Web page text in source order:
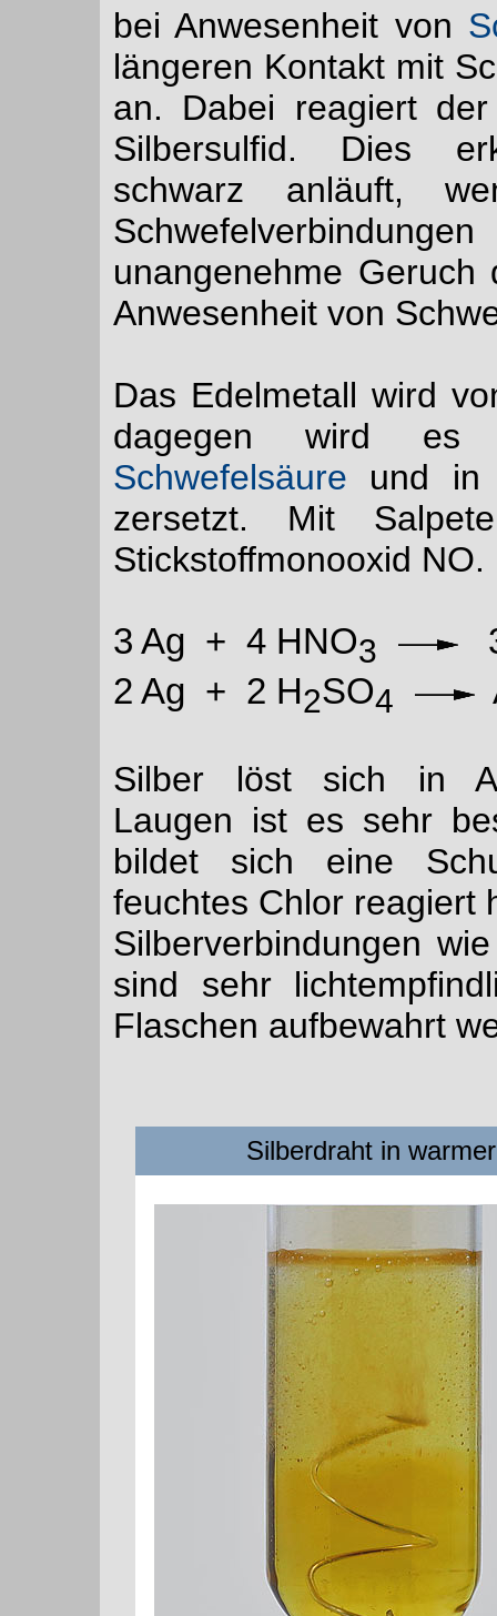
bei Anwesenheit von
längeren Kontakt mit
an. Dabei reagiert
Silbersulfid. Dies
schwarz anläuft,
unangenehme
Anwesenheit von
Das Edelmetall wird
dagegen wird es
Schwefelsäure und in
zersetzt. Mit
Stickstoffmonooxid NO.
3 Ag + 4 HNO3
2 Ag + 2 H2SO4
Silber löst sich in
Laugen ist es sehr
bildet sich eine
feuchtes Chlor reagiert
Silberverbindungen
sind sehr
Flaschen aufbewahrt
Silberdraht in